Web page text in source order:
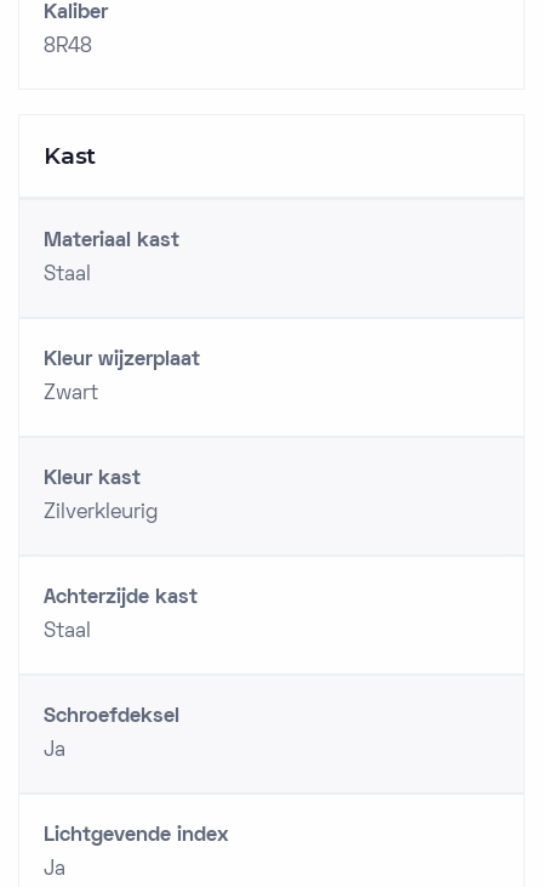
Kaliber
8R48
Kast
Materiaal kast
Staal
Kleur wijzerplaat
Zwart
Kleur kast
Zilverkleurig
Achterzijde kast
Staal
Schroefdeksel
Ja
Lichtgevende index
Ja